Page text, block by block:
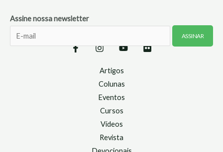
Assine nossa newsletter
Artigos
Colunas
Eventos
Cursos
Vídeos
Revista